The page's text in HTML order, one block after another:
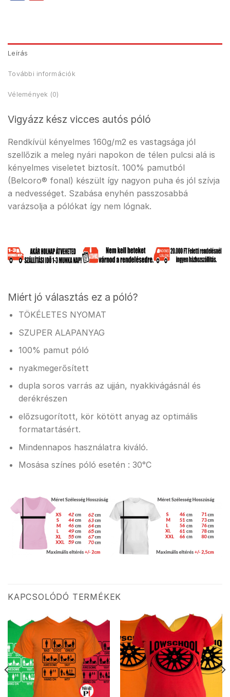
Leírás
További információk
Vélemények (0)
Vigyázz kész vicces autós póló
Rendkívül kényelmes 160g/m2 es vastagsága jól
szellőzik a meleg nyári napokon de télen pulcsi alá is
kényelmes viseletet biztosít. 100% pamutból
(Belcoro® fonal) készült így nagyon puha és jól szívja
a nedvességet. Szabása enyhén passzosabbá
varázsolja a pólókat így nem lógnak.
Miért jó választás ez a póló?
TÖKÉLETES NYOMAT
SZUPER ALAPANYAG
100% pamut póló
nyakmegerősített
dupla soros varrás az ujján, nyakkivágásnál és
derékrészen
előzsugorított, kör kötött anyag az optimális
formatartásért.
Mindennapos használatra kiváló.
Mosása színes póló esetén : 30°C
KAPCSOLÓDÓ TERMÉKEK